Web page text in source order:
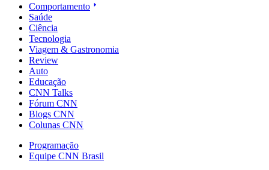
Comportamento
Saúde
Ciência
Tecnologia
Viagem & Gastronomia
Review
Auto
Educação
CNN Talks
Fórum CNN
Blogs CNN
Colunas CNN
Programação
Equipe CNN Brasil